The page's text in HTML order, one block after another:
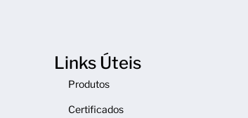
Links Úteis
Produtos
Certificados